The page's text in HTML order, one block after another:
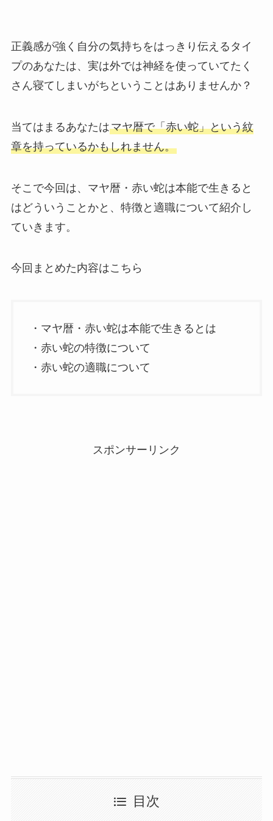
正義感が強く自分の気持ちをはっきり伝えるタイ
プのあなたは、実は外では神経を使っていてたく
さん寝てしまいがちということはありませんか？
当てはまるあなたはマヤ暦で「赤い蛇」という紋
章を持っているかもしれません。
そこで今回は、マヤ暦・赤い蛇は本能で生きると
はどういうことかと、特徴と適職について紹介し
ていきます。
今回まとめた内容はこちら
・マヤ暦・赤い蛇は本能で生きるとは
・赤い蛇の特徴について
・赤い蛇の適職について
スポンサーリンク
目次